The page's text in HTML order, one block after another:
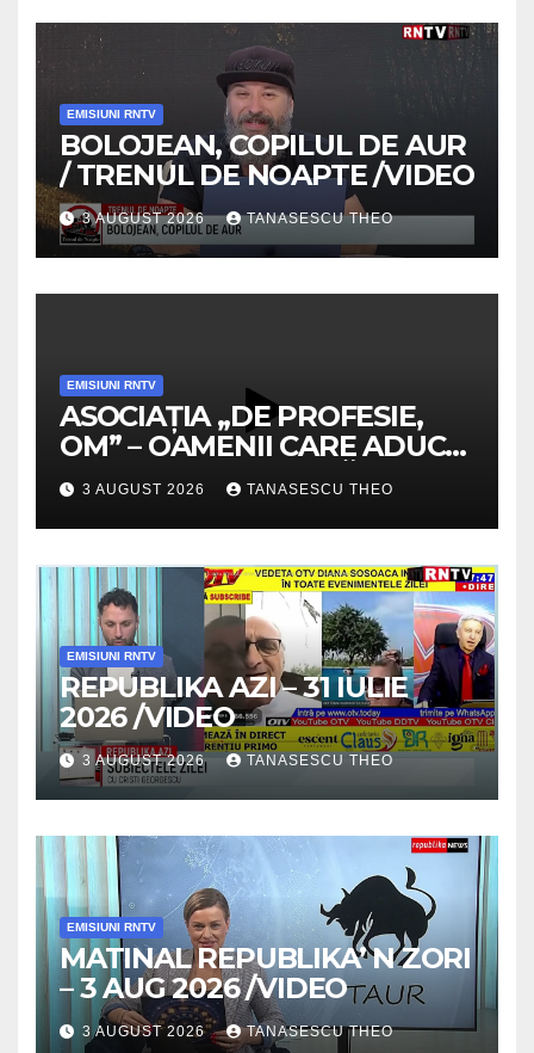
EMISIUNI RNTV
BOLOJEAN, COPILUL DE AUR
/ TRENUL DE NOAPTE /VIDEO
3 AUGUST 2026 TANASESCU THEO
EMISIUNI RNTV
ASOCIAȚIA „DE PROFESIE,
OM” – OAMENII CARE ADUC
VALOARE COMUNITĂȚII /
SECRETELE SUCCESULUI
/VIDEO
3 AUGUST 2026 TANASESCU THEO
EMISIUNI RNTV
REPUBLIKA AZI – 31 IULIE
2026 /VIDEO
3 AUGUST 2026 TANASESCU THEO
EMISIUNI RNTV
MATINAL REPUBLIKA’ N ZORI
– 3 AUG 2026 /VIDEO
3 AUGUST 2026 TANASESCU THEO